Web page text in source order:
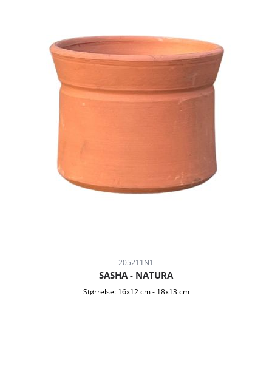
205211N1
SASHA - NATURA
Størrelse: 16x12 cm - 18x13 cm